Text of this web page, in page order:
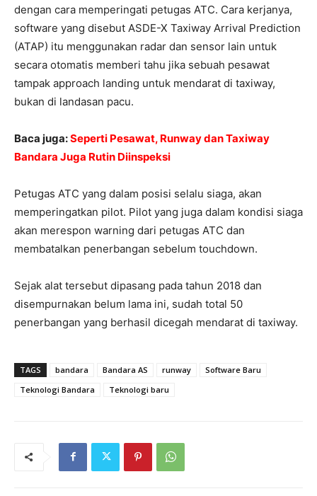
dengan cara memperingati petugas ATC. Cara kerjanya,
software yang disebut ASDE-X Taxiway Arrival Prediction
(ATAP) itu menggunakan radar dan sensor lain untuk
secara otomatis memberi tahu jika sebuah pesawat
tampak approach landing untuk mendarat di taxiway,
bukan di landasan pacu.
Baca juga:Seperti Pesawat, Runway dan Taxiway
Bandara Juga Rutin Diinspeksi
Petugas ATC yang dalam posisi selalu siaga, akan
memperingatkan pilot. Pilot yang juga dalam kondisi siaga
akan merespon warning dari petugas ATC dan
membatalkan penerbangan sebelum touchdown.
Sejak alat tersebut dipasang pada tahun 2018 dan
disempurnakan belum lama ini, sudah total 50
penerbangan yang berhasil dicegah mendarat di taxiway.
TAGS bandara Bandara AS runway
Software Baru
Teknologi Bandara
Teknologi baru